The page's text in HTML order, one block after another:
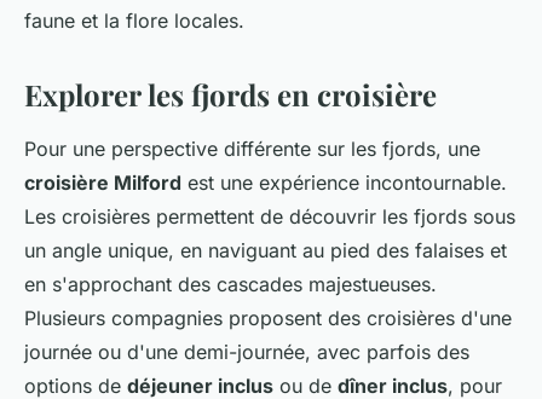
faune et la flore locales.
Explorer les fjords en croisière
Pour une perspective différente sur les fjords, une
croisière Milford est une expérience incontournable.
Les croisières permettent de découvrir les fjords sous
un angle unique, en naviguant au pied des falaises et
en s'approchant des cascades majestueuses.
Plusieurs compagnies proposent des croisières d'une
journée ou d'une demi-journée, avec parfois des
options de déjeuner inclus ou de dîner inclus, pour